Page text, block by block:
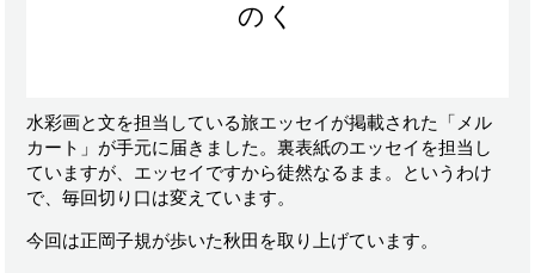
のく
水彩画と文を担当している旅エッセイが掲載された「メル
カート」が手元に届きました。裏表紙のエッセイを担当し
ていますが、エッセイですから徒然なるまま。というわけ
で、毎回切り口は変えています。
今回は正岡子規が歩いた秋田を取り上げています。